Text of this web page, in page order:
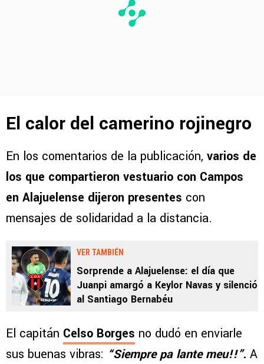
El calor del camerino rojinegro
En los comentarios de la publicación, varios de
los que compartieron vestuario con Campos
en Alajuelense dijeron presentes con
mensajes de solidaridad a la distancia.
VER TAMBIÉN
Sorprende a Alajuelense: el día que
Juanpi amargó a Keylor Navas y silenció
al Santiago Bernabéu
El capitán Celso Borges no dudó en enviarle
sus buenas vibras: “Siempre pa lante meu!!”. A